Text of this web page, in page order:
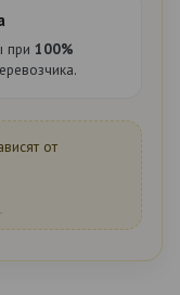
при 100%
от